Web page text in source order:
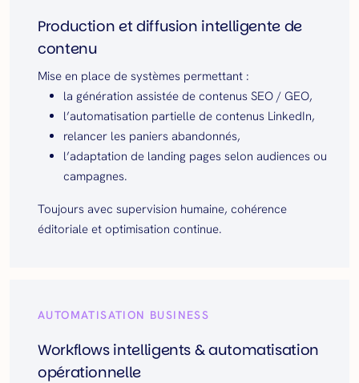
Production et diffusion intelligente de
contenu
Mise en place de systèmes permettant :
la génération assistée de contenus SEO / GEO,
l’automatisation partielle de contenus LinkedIn,
relancer les paniers abandonnés,
l’adaptation de landing pages selon audiences ou
campagnes.
Toujours avec supervision humaine, cohérence
éditoriale et optimisation continue.
AUTOMATISATION BUSINESS
Workflows intelligents & automatisation
opérationnelle